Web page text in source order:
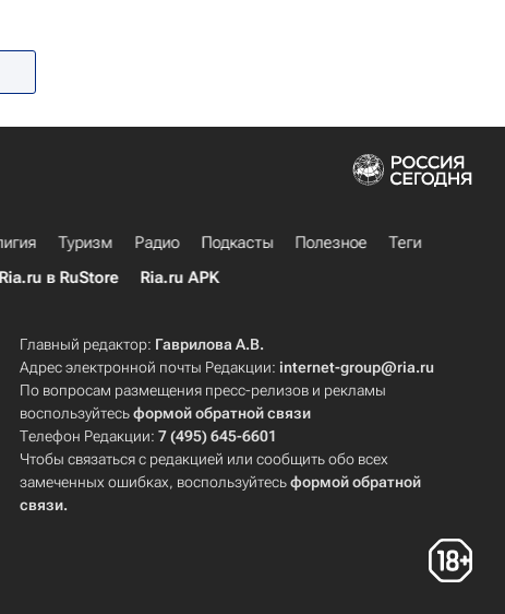
Туризм Радио Подкасты Полезное
Теги
Ria.ru в RuStore Ria.ru APK
Главный редактор: Гаврилова А.В.
Адрес электронной почты Редакции:internet-group@ria.ru
По вопросам размещения пресс-релизов и рекламы
воспользуйтесьформой обратной связи
Телефон Редакции:7 (495) 645-6601
Чтобы связаться с редакцией или сообщить обо всех
замеченных ошибках, воспользуйтесьформой обратной
связи.